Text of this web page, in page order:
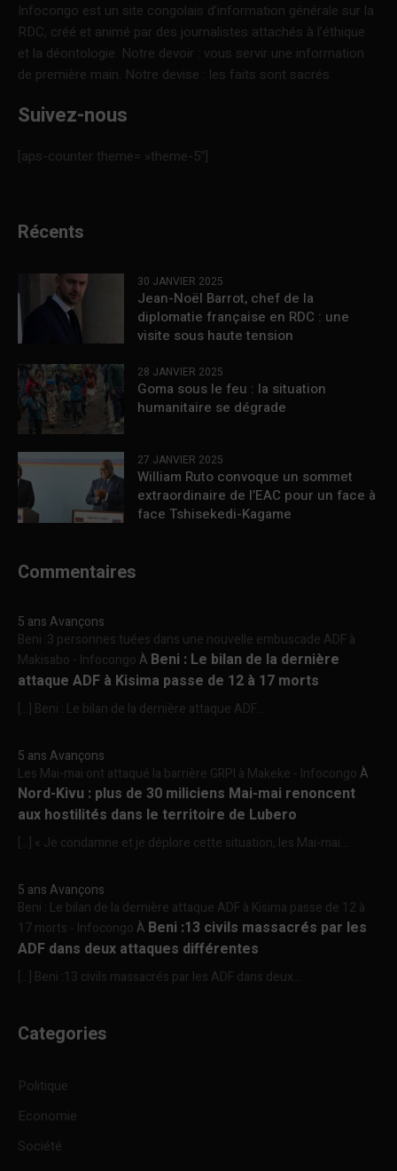
Infocongo est un site congolais d’information générale sur la
RDC, créé et animé par des journalistes attachés à l’éthique
et la déontologie. Notre devoir : vous servir une information
de première main. Notre devise : les faits sont sacrés.
Suivez-nous
[aps-counter theme= »theme-5″]
Récents
30 JANVIER 2025
Jean-Noël Barrot, chef de la
diplomatie française en RDC : une
visite sous haute tension
28 JANVIER 2025
Goma sous le feu : la situation
humanitaire se dégrade
27 JANVIER 2025
William Ruto convoque un sommet
extraordinaire de l’EAC pour un face à
face Tshisekedi-Kagame
Commentaires
5 ans Avançons
Beni :3 personnes tuées dans une nouvelle embuscade ADF à
Makisabo - InfocongoÀ Beni : Le bilan de la dernière
attaque ADF à Kisima passe de 12 à 17 morts
[…] Beni : Le bilan de la dernière attaque ADF...
5 ans Avançons
Les Mai-mai ont attaqué la barrière GRPI à Makeke - InfocongoÀ
Nord-Kivu : plus de 30 miliciens Mai-mai renoncent
aux hostilités dans le territoire de Lubero
[…] « Je condamne et je déplore cette situation, les Mai-mai...
5 ans Avançons
Beni : Le bilan de la dernière attaque ADF à Kisima passe de 12 à
17 morts - InfocongoÀ Beni :13 civils massacrés par les
ADF dans deux attaques différentes
[…] Beni :13 civils massacrés par les ADF dans deux...
Categories
Politique
Economie
Société